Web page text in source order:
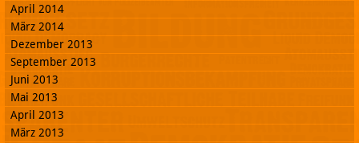
April 2014
März 2014
Dezember 2013
September 2013
Juni 2013
Mai 2013
April 2013
März 2013